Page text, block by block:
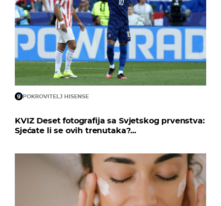
POKROVITELJ HISENSE
KVIZ Deset fotografija sa Svjetskog prvenstva:
Sjećate li se ovih trenutaka?...